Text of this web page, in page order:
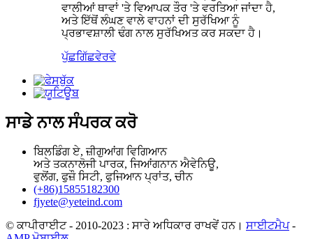
ਵਾਲੀਆਂ ਥਾਵਾਂ 'ਤੇ ਵਿਆਪਕ ਤੌਰ 'ਤੇ ਵਰਤਿਆ ਜਾਂਦਾ ਹੈ,
ਅਤੇ ਇੱਥੋਂ ਲੰਘਣ ਵਾਲੇ ਵਾਹਨਾਂ ਦੀ ਸੁਰੱਖਿਆ ਨੂੰ
ਪ੍ਰਭਾਵਸ਼ਾਲੀ ਢੰਗ ਨਾਲ ਸੁਰੱਖਿਅਤ ਕਰ ਸਕਦਾ ਹੈ।
ਪੁੱਛਗਿੱਛਵੇਰਵੇ
ਸਾਡੇ ਨਾਲ ਸੰਪਰਕ ਕਰੋ
ਬਿਲਡਿੰਗ ਏ, ਜ਼ੀਗੁਆਂਗ ਵਿਗਿਆਨ
ਅਤੇ ਤਕਨਾਲੋਜੀ ਪਾਰਕ, ​​ਜਿਆਂਗਨਾਨ ਐਵੇਨਿਊ,
ਵੁਲੋਂਗ, ਫੁਜ਼ੌ ਸਿਟੀ, ਫੁਜਿਆਨ ਪ੍ਰਾਂਤ, ਚੀਨ
(+86)15855182300
fjyete@yeteind.com
© ਕਾਪੀਰਾਈਟ - 2010-2023 : ਸਾਰੇ ਅਧਿਕਾਰ ਰਾਖਵੇਂ ਹਨ। ਸਾਈਟਮੈਪ-